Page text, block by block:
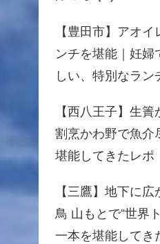
【豊田市】アオ
ンチを堪能｜妊
しい、特別なラ
【西八王子】生
割烹かわ野で魚介
堪能してきたレポ
【三鷹】地下に
鳥 山もとで“世界
一本を堪能してき